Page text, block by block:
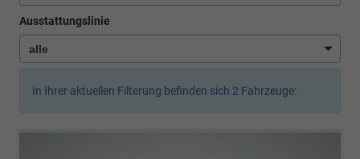
Ausstattungslinie
In Ihrer aktuellen Filterung befinden sich 2 Fahrzeuge: